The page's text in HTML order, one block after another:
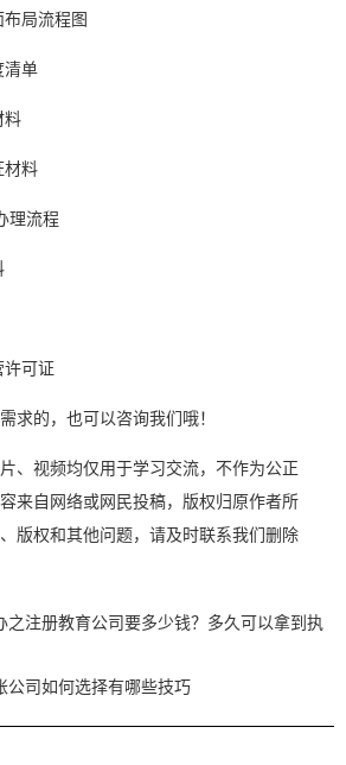
局流程图
清单
料
材料
理流程
许可证
求的，也可以咨询我们哦！
、视频均仅用于学习交流，不作为公正
来自网络或网民投稿，版权归原作者所
版权和其他问题，请及时联系我们删除
之注册教育公司要多少钱？多久可以拿到执
公司如何选择有哪些技巧